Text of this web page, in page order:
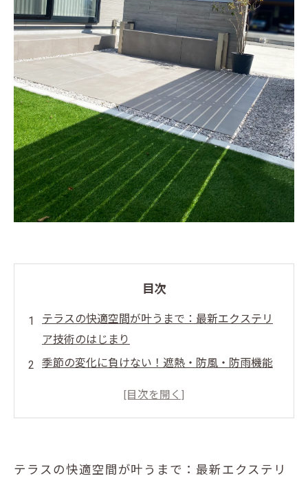
目次
テラスの快適空間が叶うまで：最新エクステリ
ア技術のはじまり
季節の変化に負けない！遮熱・防風・防雨機能
適化のコツ
テラスの快適空間が叶うまで：最新エクステリ